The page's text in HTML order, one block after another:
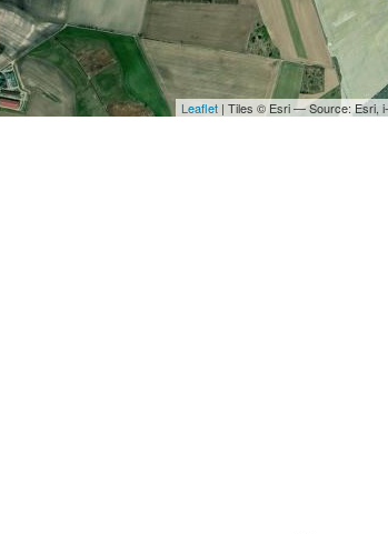
Leaflet | Tiles © Esri — Source: Esri,